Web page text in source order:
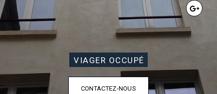
VIAGER OCCUPÉ
CONTACTEZ-NOUS